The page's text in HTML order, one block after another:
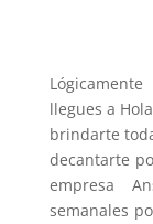
llegues a
brindarte
decantarte
empresa
semanales